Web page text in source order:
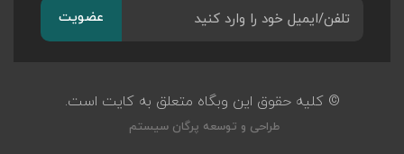
عضویت
© کلیه حقوق این وبگاه متعلق به کایت است.
طراحی و توسعه پرگان سیستم